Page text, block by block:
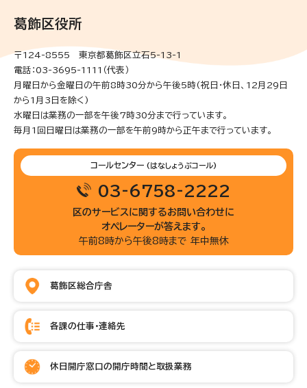
葛飾区役所
〒124-8555 東京都葛飾区立石5-13-1
電話：03-3695-1111（代表）
月曜日から金曜日の午前8時30分から午後5時(祝日・休日、12月29日
から1月3日を除く)
水曜日は業務の一部を午後7時30分まで行っています。
毎月1回日曜日は業務の一部を午前9時から正午まで行っています。
コールセンター (はなしょうぶコール)
03-6758-2222
区のサービスに関するお問い合わせに
オペレーターが答えます。
午前8時から午後8時まで 年中無休
葛飾区総合庁舎
各課の仕事・連絡先
休日開庁窓口の開庁時間と取扱業務